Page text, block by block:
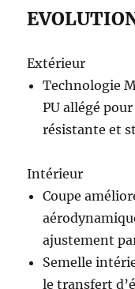
Extérieur
Technologie
PU allégé
résistante et
Intérieur
Coupe
ajustement
Semelle
le transfert